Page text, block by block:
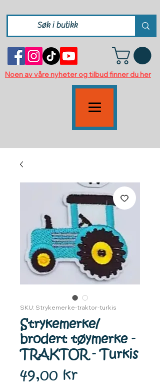
Noen av våre nyheter og tilbud finner du her
SKU: Strykemerke-traktor-turkis
Strykemerke/
brodert tøymerke -
TRAKTOR - Turkis
49,00 krPris